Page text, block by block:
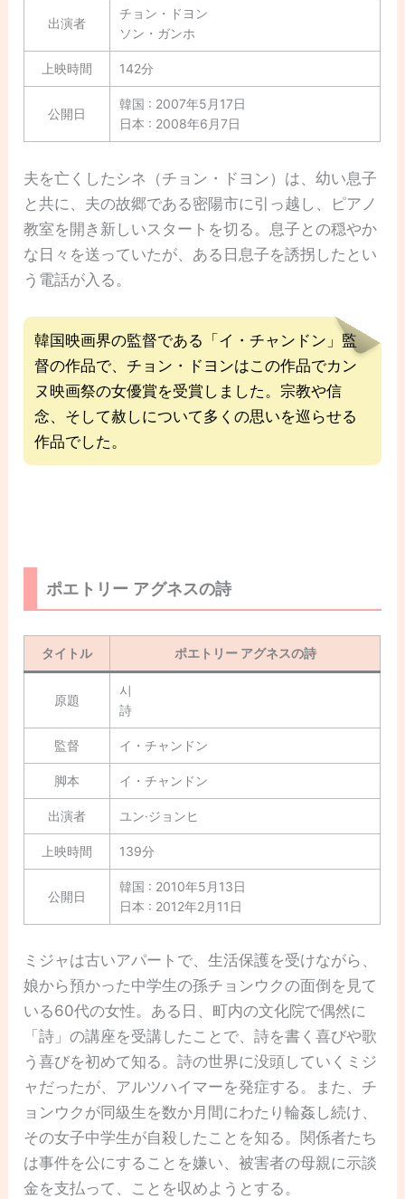
出演者
チョン・ドヨン
ソン・ガンホ
上映時間 142分
公開日
韓国 : 2007年5月17日
日本 : 2008年6月7日
夫を亡くしたシネ（チョン・ドヨン）は、幼い息子
と共に、夫の故郷である密陽市に引っ越し、ピアノ
教室を開き新しいスタートを切る。息子との穏やか
な日々を送っていたが、ある日息子を誘拐したとい
う電話が入る。
韓国映画界の監督である「イ・チャンドン」監
督の作品で、チョン・ドヨンはこの作品でカン
ヌ映画祭の女優賞を受賞しました。宗教や信
念、そして赦しについて多くの思いを巡らせる
作品でした。
ポエトリー アグネスの詩
タイトル ポエトリー アグネスの詩
原題
시
詩
監督 イ・チャンドン
脚本 イ・チャンドン
出演者 ユン·ジョンヒ
上映時間 139分
公開日
韓国 : 2010年5月13日
日本 : 2012年2月11日
ミジャは古いアパートで、生活保護を受けながら、
娘から預かった中学生の孫チョンウクの面倒を見て
いる60代の女性。ある日、町内の文化院で偶然に
「詩」の講座を受講したことで、詩を書く喜びや歌
う喜びを初めて知る。詩の世界に没頭していくミジ
ャだったが、アルツハイマーを発症する。また、チ
ョンウクが同級生を数か月間にわたり輪姦し続け、
その女子中学生が自殺したことを知る。関係者たち
は事件を公にすることを嫌い、被害者の母親に示談
金を支払って、ことを収めようとする。